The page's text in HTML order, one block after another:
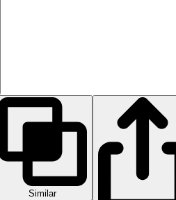
Similar